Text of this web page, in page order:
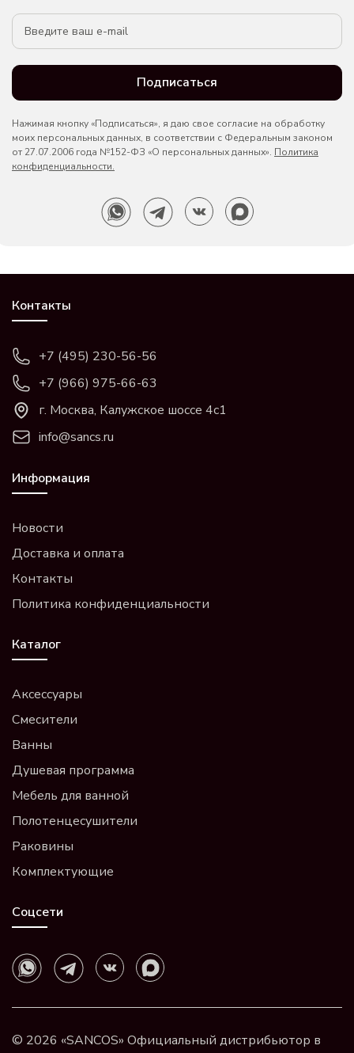
Подписаться
Нажимая кнопку «Подписаться», я даю свое согласие на обработку
моих персональных данных, в соответствии с Федеральным законом
от 27.07.2006 года №152-ФЗ «О персональных данных». Политика
конфиденциальности.
Контакты
+7 (495) 230-56-56
+7 (966) 975-66-63
г. Москва, Калужское шоссе 4с1
info@sancs.ru
Информация
Новости
Доставка и оплата
Контакты
Политика конфиденциальности
Каталог
Аксессуары
Смесители
Ванны
Душевая программа
Мебель для ванной
Полотенцесушители
Раковины
Комплектующие
Соцсети
© 2026 «SANCOS» Официальный дистрибьютор в